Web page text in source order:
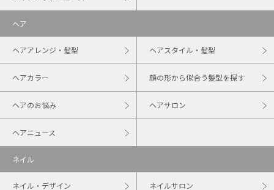
ヘア
ヘアアレンジ・髪型 ヘアスタイル・髪型
ヘアカラー 顔の形から似合う髪型を探す
ヘアのお悩み ヘアサロン
ヘアニュース
ネイル
ネイル・デザイン ネイルサロン